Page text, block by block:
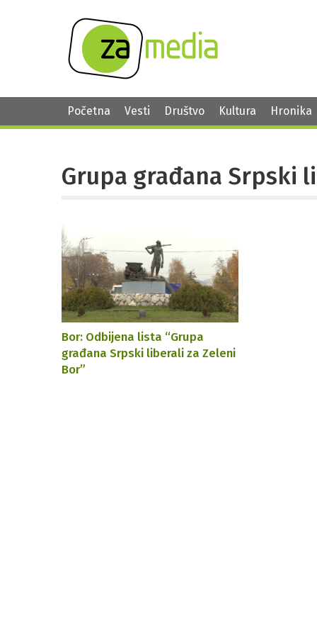
Početna Vesti Društvo Kultura Hronika
Grupa građana Srpski
Bor: Odbijena lista “Grupa
građana Srpski liberali za Zeleni
Bor”